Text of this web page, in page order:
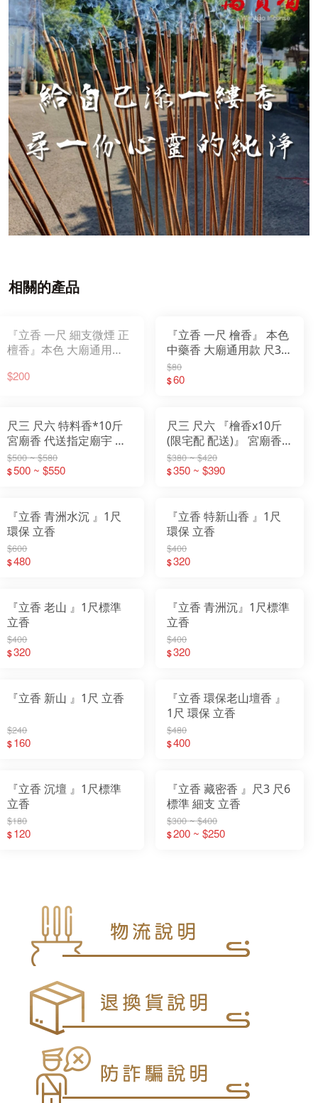
相關的產品
『立香 一尺 細支微煙 正
檀香』本色 大廟通用款
檀香 原木香 一貫道
$200
『立香 一尺 檜香』 本色
中藥香 大廟通用款 尺3
尺6 一斤裝 香 立香 檀香
原木香 一貫道
$80
$60
尺三 尺六 特料香*10斤
宮廟香 代送指定廟宇 土
地公 祝壽還願寄附
$500 ~ $580
$500 ~ $550
尺三 尺六 『檜香x10斤
(限宅配 配送)』 宮廟香
代送指定廟宇 土地公 祝
壽還願寄附
$380 ~ $420
$350 ~ $390
『立香 青洲水沉 』1尺
環保 立香
$600
$480
『立香 特新山香 』1尺
環保 立香
$400
$320
『立香 老山 』1尺標準
立香
$400
$320
『立香 青洲沉』1尺標準
立香
$400
$320
『立香 新山 』1尺 立香
$240
$160
『立香 環保老山壇香 』
1尺 環保 立香
$480
$400
『立香 沉壇 』1尺標準
立香
$180
$120
『立香 藏密香 』尺3 尺6
標準 細支 立香
$300 ~ $400
$200 ~ $250